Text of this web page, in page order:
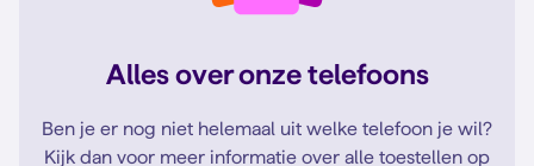
Alles over onze telefoons
Ben je er nog niet helemaal uit welke telefoon je wil?
Kijk dan voor meer informatie over alle toestellen op